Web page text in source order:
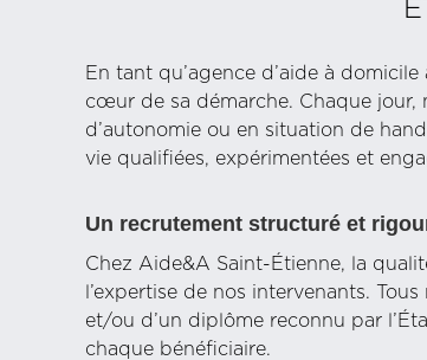
En tant qu’agence d’aide à
cœur de sa démarche. Chaque jour,
d’autonomie ou en situation de
vie qualifiées, expérimentées et
Un recrutement structuré et
Chez Aide&A Saint-Étienne, la
l’expertise de nos intervenants.
et/ou d’un diplôme reconnu par
chaque bénéficiaire.